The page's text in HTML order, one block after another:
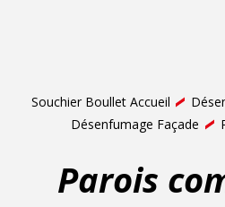
Souchier Boullet Accueil
Désenfumage Façade
Parois